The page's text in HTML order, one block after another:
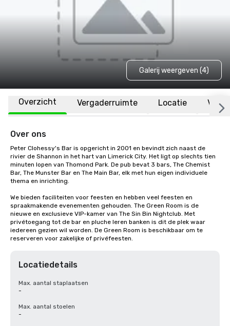
Galerij weergeven (4)
Overzicht Vergaderruimte Locatie
Over ons
Peter Clohessy's Bar is opgericht in 2001 en bevindt zich naast de
rivier de Shannon in het hart van Limerick City. Het ligt op slechts tien
minuten lopen van Thomond Park. De pub bevat 3 bars, The Chemist
Bar, The Munster Bar en The Main Bar, elk met hun eigen individuele
thema en inrichting.
We bieden faciliteiten voor feesten en hebben veel feesten en
spraakmakende evenementen gehouden. The Green Room is de
nieuwe en exclusieve VIP-kamer van The Sin Bin Nightclub. Met
privétoegang tot de bar en pluche leren banken is dit de plek waar
iedereen gezien wil worden. De Green Room is beschikbaar om te
reserveren voor zakelijke of privéfeesten.
Locatiedetails
Max. aantal staplaatsen
-
Max. aantal stoelen
-